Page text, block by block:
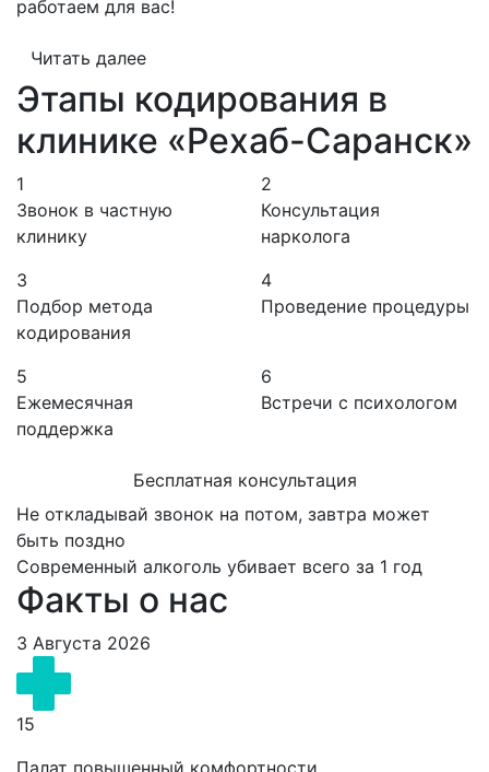
работаем для вас!
Читать далее
Этапы кодирования в
клинике «Рехаб-Саранск»
1
Звонок в частную
клинику
2
Консультация
нарколога
3
Подбор метода
кодирования
4
Проведение процедуры
5
Ежемесячная
поддержка
6
Встречи с психологом
Бесплатная консультация
Не откладывай звонок на потом, завтра может
быть поздно
Современный алкоголь убивает всего за 1 год
Факты о нас
3 Августа 2026
15
Палат повышенный комфортности